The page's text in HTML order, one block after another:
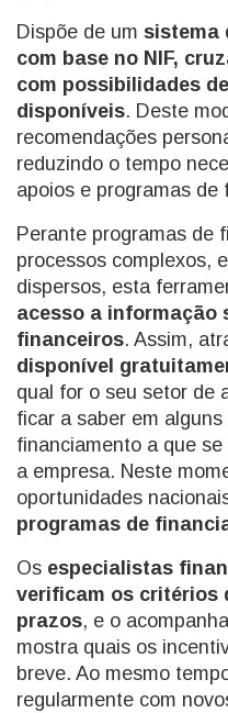
Dispõe de um sistema
com base no NIF,
com possibilidades
disponíveis. Deste
recomendações
reduzindo o tempo
apoios e programas de
Perante programas de
processos complexos,
dispersos, esta
acesso a informação
financeiros. Assim,
disponível
qual for o seu setor de
ficar a saber em
financiamento a que
a empresa. Neste
oportunidades
programas de
Os especialistas
verificam os critérios
prazos, e o
mostra quais os
breve. Ao mesmo
regularmente com